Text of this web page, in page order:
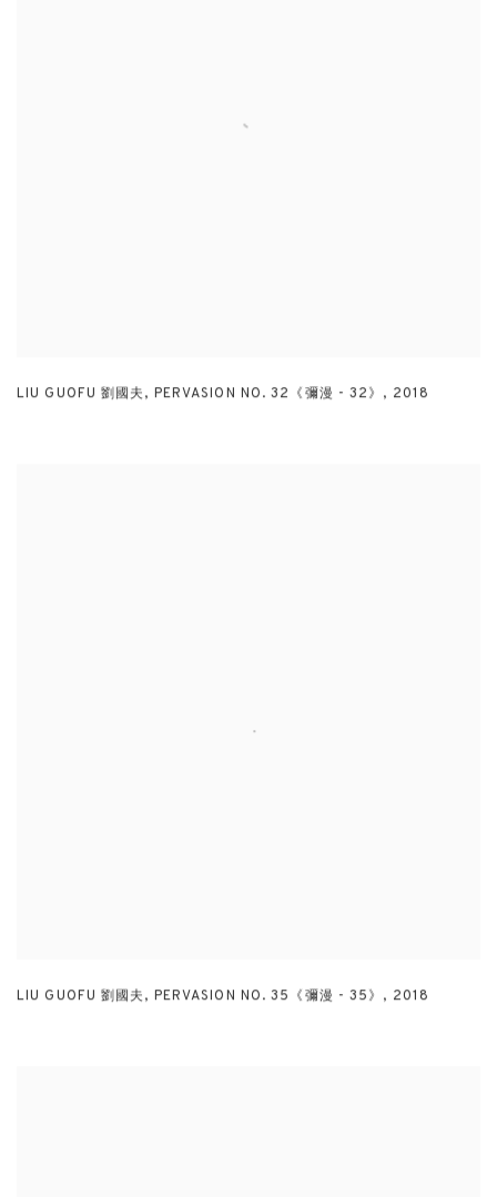
LIU GUOFU 劉國夫, PERVASION NO. 32《彌漫 - 32》 , 2018
LIU GUOFU 劉國夫, PERVASION NO. 35《彌漫 - 35》 , 2018